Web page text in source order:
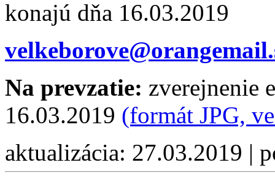
konajú dňa 16.03.2019
Na prevzatie: zverejnenie
16.03.2019 (formát JPG,
aktualizácia: 27.03.2019 |